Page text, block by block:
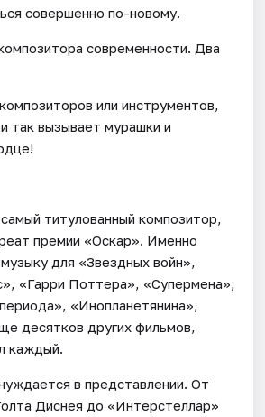
совершенно по-новому.
современности. Два
или инструментов,
так вызывает мурашки и
титулованный композитор,
премии «Оскар». Именно
для «Звездных войн»,
«Гарри Поттера», «Супермена»,
«Инопланетянина»,
десятков других фильмов,
каждый.
в представлении. От
Диснея до «Интерстеллар»